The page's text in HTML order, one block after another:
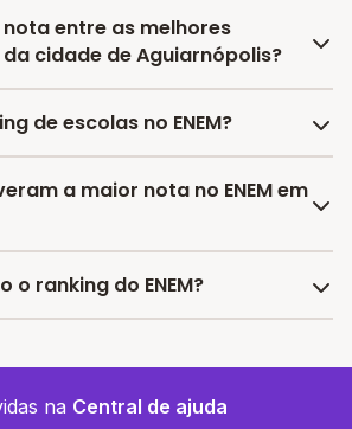
entre as melhores
da cidade de Aguiarnópolis?
ENEM entre as melhores escolas
é 606.37.
de escolas no ENEM?
você encontra o último ranking
das escolas por nota no ENEM e
a maior nota no ENEM em
maiores notas no ENEM em
o ranking do ENEM?
das notas das provas objetivas
na Central de ajuda